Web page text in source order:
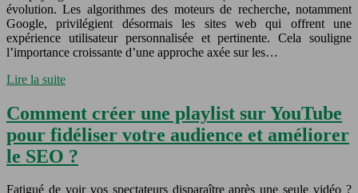
évolution. Les algorithmes des moteurs de recherche, notamment
Google, privilégient désormais les sites web qui offrent une
expérience utilisateur personnalisée et pertinente. Cela souligne
l’importance croissante d’une approche axée sur les…
Lire la suite
Comment créer une playlist sur YouTube
pour fidéliser votre audience et améliorer
le SEO ?
Fatigué de voir vos spectateurs disparaître après une seule vidéo ?